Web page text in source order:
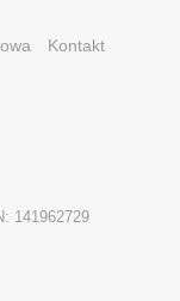
Kontakt
141962729